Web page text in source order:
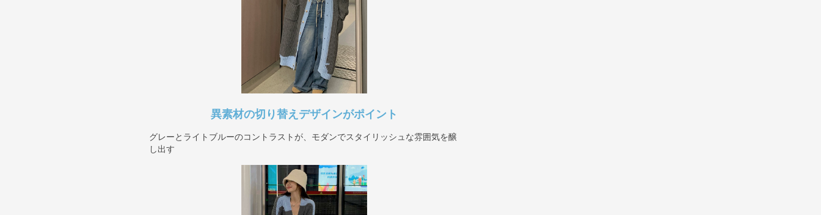
異素材の切り替えデザインがポイント
グレーとライトブルーのコントラストが、モダンでスタイリッシュな雰囲気を醸
し出す